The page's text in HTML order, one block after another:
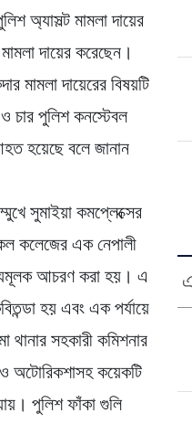
অ্যাসল্ট মামলা দায়ের
দায়ের করেছেন।
মামলা দায়েরের বিষয়টি
ও চার পুলিশ কনস্টেবল
হয়েছে বলে জানান
সুমাইয়া কমপ্লেক্সের
কলেজের এক নেপালী
আচরণ করা হয়। এ
হয় এবং এক পর্যায়ে
থানার সহকারী কমিশনার
অটোরিকশাসহ কয়েকটি
পুলিশ ফাঁকা গুলি